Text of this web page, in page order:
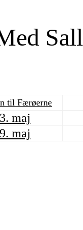
til Færøerne
maj
maj